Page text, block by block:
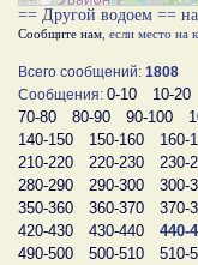
== Другой водоем ==
Сообщите нам , если место на
Всего сообщений: 1808
Сообщения: 0-10 10-20
70-80
80-90 90-100
140-150
150-160 160-
210-220
220-230 230-
280-290
290-300 300-
350-360
360-370 370-
420-430
430-440 440-
490-500
500-510 510-